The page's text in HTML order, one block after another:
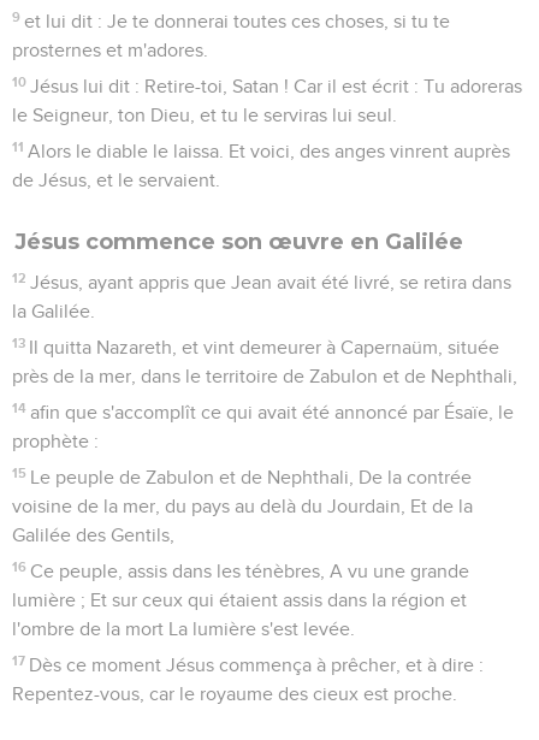
9 et lui dit : Je te donnerai toutes ces choses, si tu te
prosternes et m'adores.
10 Jésus lui dit : Retire-toi, Satan ! Car il est écrit : Tu adoreras
le Seigneur, ton Dieu, et tu le serviras lui seul.
11 Alors le diable le laissa. Et voici, des anges vinrent auprès
de Jésus, et le servaient.
Jésus commence son œuvre en Galilée
12 Jésus, ayant appris que Jean avait été livré, se retira dans
la Galilée.
13 Il quitta Nazareth, et vint demeurer à Capernaüm, située
près de la mer, dans le territoire de Zabulon et de Nephthali,
14 afin que s'accomplît ce qui avait été annoncé par Ésaïe, le
prophète :
15 Le peuple de Zabulon et de Nephthali, De la contrée
voisine de la mer, du pays au delà du Jourdain, Et de la
Galilée des Gentils,
16 Ce peuple, assis dans les ténèbres, A vu une grande
lumière ; Et sur ceux qui étaient assis dans la région et
l'ombre de la mort La lumière s'est levée.
17 Dès ce moment Jésus commença à prêcher, et à dire :
Repentez-vous, car le royaume des cieux est proche.